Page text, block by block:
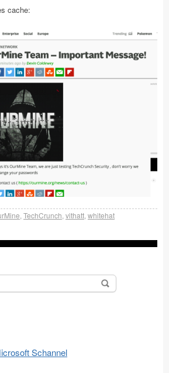
cache:
TechCrunch vithatt whitehat
Schannel